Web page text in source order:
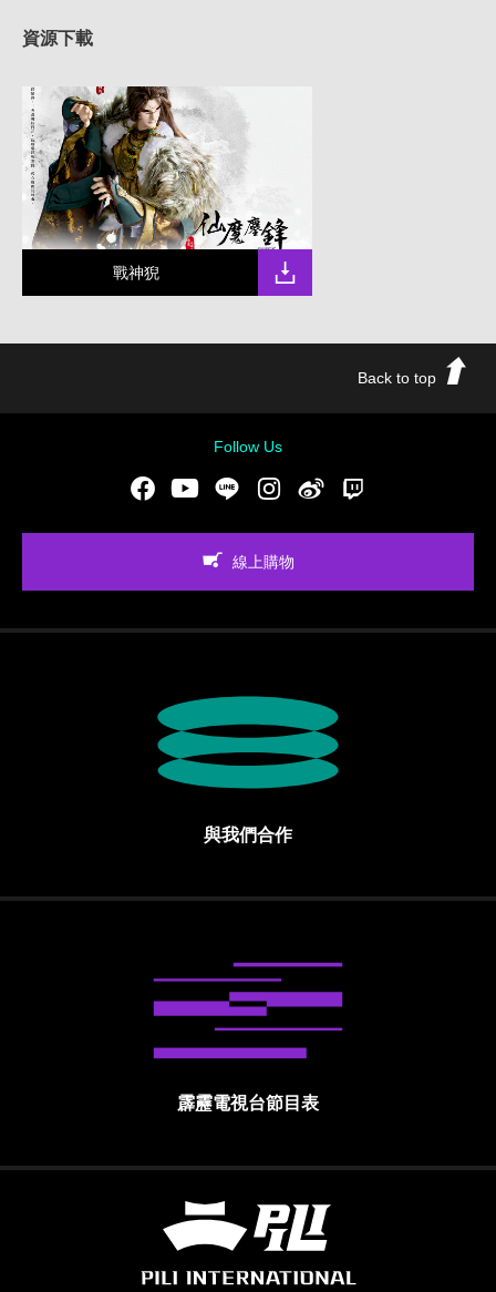
資源下載
戰神猊
Back to top
Follow Us
FacebookYoutubeLINE Instgram新浪微博
線上購物
與我們合作
霹靂電視台節目表
霹靂國際多媒體股份有限公司 PILI